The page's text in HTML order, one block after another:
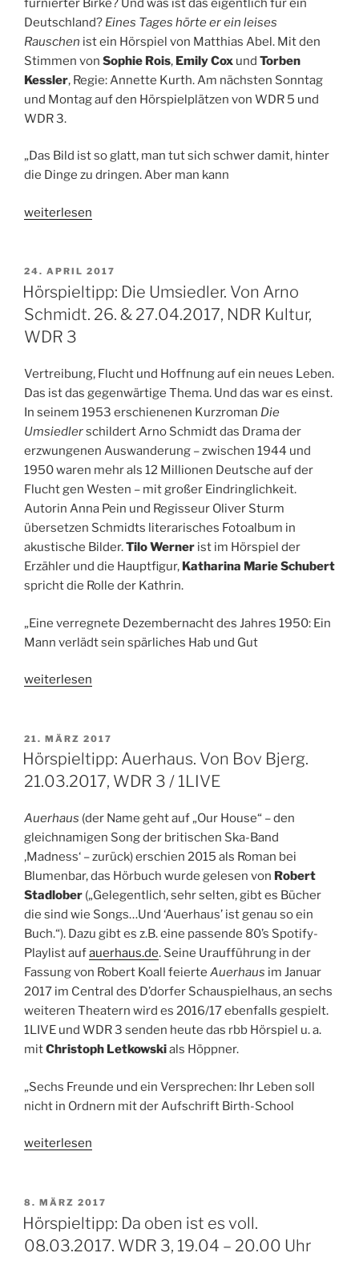
von
Westphalen.
17.
&
18.05.2017,
WDR
furnierter Birke? Und was ist das eigentlich für ein
Deutschland? Eines Tages hörte er ein leises
Rauschen ist ein Hörspiel von Matthias Abel. Mit den
Stimmen von Sophie Rois, Emily Cox und Torben
Kessler, Regie: Annette Kurth. Am nächsten Sonntag
und Montag auf den Hörspielplätzen von WDR 5 und
WDR 3.
„Das Bild ist so glatt, man tut sich schwer damit, hinter
die Dinge zu dringen. Aber man kann
„Hörspieltipp:
hörte
er
leises
Rauschen.
07.
&
08.05.2017,
WDR
5
WDR
3“
weiterlesen
VERÖFFENTLICHT
AM
24. APRIL 2017
Hörspieltipp: Die Umsiedler. Von Arno
Schmidt. 26. & 27.04.2017, NDR Kultur,
WDR 3
Vertreibung, Flucht und Hoffnung auf ein neues Leben.
Das ist das gegenwärtige Thema. Und das war es einst.
In seinem 1953 erschienenen Kurzroman Die
Umsiedlerschildert Arno Schmidt das Drama der
erzwungenen Auswanderung – zwischen 1944 und
1950 waren mehr als 12 Millionen Deutsche auf der
Flucht gen Westen – mit großer Eindringlichkeit.
Autorin Anna Pein und Regisseur Oliver Sturm
übersetzen Schmidts literarisches Fotoalbum in
akustische Bilder.Tilo Werner ist im Hörspiel der
Erzähler und die Hauptfigur, Katharina Marie Schubert
spricht die Rolle der Kathrin.
„Eine verregnete Dezembernacht des Jahres 1950: Ein
Mann verlädt sein spärliches Hab und Gut
„Hörspieltipp:
Von
Arno
Schmidt.
&
27.04.2017,
NDR
Kultur,
WDR
3“
weiterlesen
VERÖFFENTLICHT
AM
21. MÄRZ 2017
Hörspieltipp: Auerhaus. Von Bov Bjerg.
21.03.2017, WDR 3 / 1LIVE
Auerhaus (der Name geht auf „Our House“ – den
gleichnamigen Song der britischen Ska-Band
‚Madness‘ – zurück) erschien 2015 als Roman bei
Blumenbar, das Hörbuch wurde gelesen von Robert
Stadlober („Gelegentlich, sehr selten, gibt es Bücher
die sind wie Songs…Und ‘Auerhaus’ ist genau so ein
Buch.“). Dazu gibt es z.B. eine passende 80’s Spotify-
Playlist aufauerhaus.de. Seine Uraufführung in der
Fassung von Robert Koall feierte Auerhaus im Januar
2017 im Central des D’dorfer Schauspielhaus, an sechs
weiteren Theatern wird es 2016/17 ebenfalls gespielt.
1LIVE und WDR 3 senden heute das rbb Hörspiel u. a.
mitChristoph Letkowskials Höppner.
„Sechs Freunde und ein Versprechen: Ihr Leben soll
nicht in Ordnern mit der Aufschrift Birth-School
„Hörspieltipp:
Bov
Bjerg.
21.03.2017,
weiterlesen
VERÖFFENTLICHT
AM
8. MÄRZ 2017
Hörspieltipp: Da oben ist es voll.
08.03.2017. WDR 3, 19.04 – 20.00 Uhr